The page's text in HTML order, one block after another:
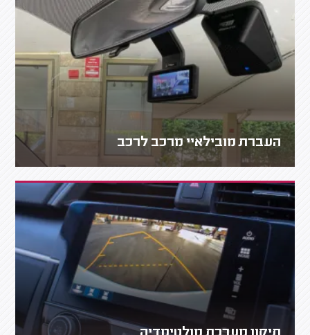
העברת מובילאיי מרכב לרכב